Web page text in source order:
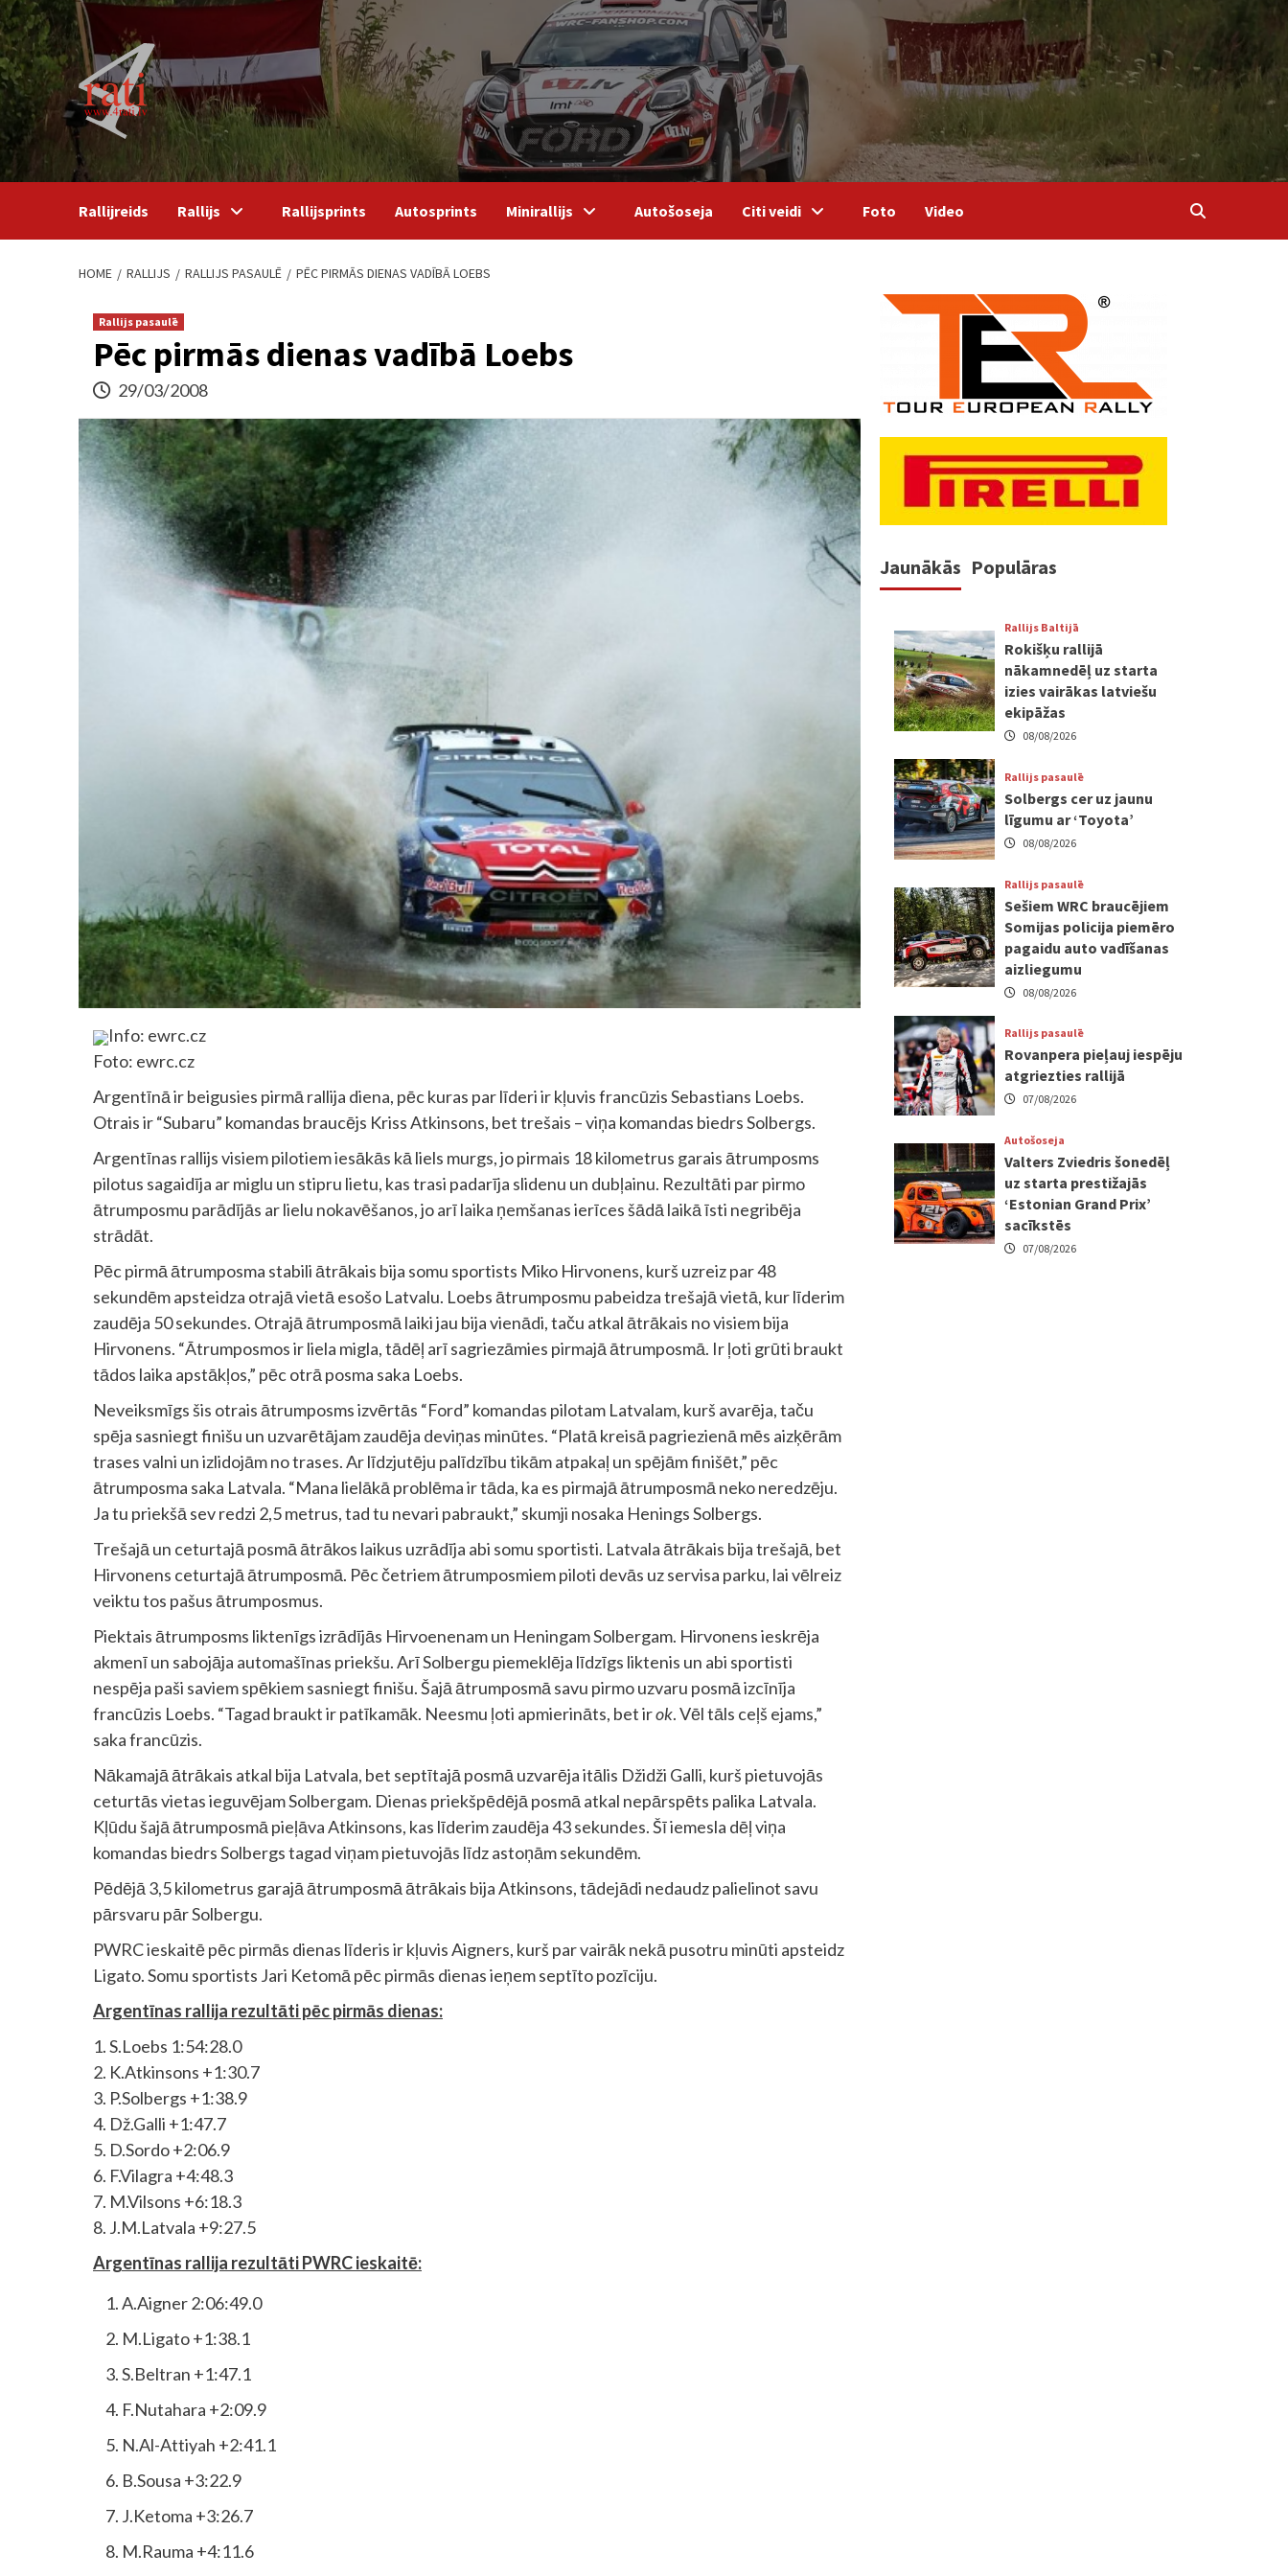
Skip
to
content
Rallijreids Rallijs Rallijsprints Autosprints Minirallijs Autošoseja Citi veidi Foto Video
HOME RALLIJS RALLIJS PASAULĒ PĒC PIRMĀS DIENAS VADĪBĀ LOEBS
Rallijs pasaulē
Pēc pirmās dienas vadībā Loebs
29/03/2008
Info: ewrc.cz
Foto: ewrc.cz
Argentīnā ir beigusies pirmā rallija diena, pēc kuras par līderi ir kļuvis francūzis Sebastians Loebs.
Otrais ir “Subaru” komandas braucējs Kriss Atkinsons, bet trešais – viņa komandas biedrs Solbergs.
Argentīnas rallijs visiem pilotiem iesākās kā liels murgs, jo pirmais 18 kilometrus garais ātrumposms
pilotus sagaidīja ar miglu un stipru lietu, kas trasi padarīja slidenu un dubļainu. Rezultāti par pirmo
ātrumposmu parādījās ar lielu nokavēšanos, jo arī laika ņemšanas ierīces šādā laikā īsti negribēja
strādāt.
Pēc pirmā ātrumposma stabili ātrākais bija somu sportists Miko Hirvonens, kurš uzreiz par 48
sekundēm apsteidza otrajā vietā esošo Latvalu. Loebs ātrumposmu pabeidza trešajā vietā, kur līderim
zaudēja 50 sekundes. Otrajā ātrumposmā laiki jau bija vienādi, taču atkal ātrākais no visiem bija
Hirvonens. “Ātrumposmos ir liela migla, tādēļ arī sagriezāmies pirmajā ātrumposmā. Ir ļoti grūti braukt
tādos laika apstākļos,” pēc otrā posma saka Loebs.
Neveiksmīgs šis otrais ātrumposms izvērtās “Ford” komandas pilotam Latvalam, kurš avarēja, taču
spēja sasniegt finišu un uzvarētājam zaudēja deviņas minūtes. “Platā kreisā pagriezienā mēs aizķērām
trases valni un izlidojām no trases. Ar līdzjutēju palīdzību tikām atpakaļ un spējām finišēt,” pēc
ātrumposma saka Latvala. “Mana lielākā problēma ir tāda, ka es pirmajā ātrumposmā neko neredzēju.
Ja tu priekšā sev redzi 2,5 metrus, tad tu nevari pabraukt,” skumji nosaka Henings Solbergs.
Trešajā un ceturtajā posmā ātrākos laikus uzrādīja abi somu sportisti. Latvala ātrākais bija trešajā, bet
Hirvonens ceturtajā ātrumposmā. Pēc četriem ātrumposmiem piloti devās uz servisa parku, lai vēlreiz
veiktu tos pašus ātrumposmus.
Piektais ātrumposms liktenīgs izrādījās Hirvoenenam un Heningam Solbergam. Hirvonens ieskrēja
akmenī un sabojāja automašīnas priekšu. Arī Solbergu piemeklēja līdzīgs liktenis un abi sportisti
nespēja paši saviem spēkiem sasniegt finišu. Šajā ātrumposmā savu pirmo uzvaru posmā izcīnīja
francūzis Loebs. “Tagad braukt ir patīkamāk. Neesmu ļoti apmierināts, bet irok. Vēl tāls ceļš ejams,”
saka francūzis.
Nākamajā ātrākais atkal bija Latvala, bet septītajā posmā uzvarēja itālis Džidži Galli, kurš pietuvojās
ceturtās vietas ieguvējam Solbergam. Dienas priekšpēdējā posmā atkal nepārspēts palika Latvala.
Kļūdu šajā ātrumposmā pieļāva Atkinsons, kas līderim zaudēja 43 sekundes. Šī iemesla dēļ viņa
komandas biedrs Solbergs tagad viņam pietuvojās līdz astoņām sekundēm.
Pēdējā 3,5 kilometrus garajā ātrumposmā ātrākais bija Atkinsons, tādejādi nedaudz palielinot savu
pārsvaru pār Solbergu.
PWRC ieskaitē pēc pirmās dienas līderis ir kļuvis Aigners, kurš par vairāk nekā pusotru minūti apsteidz
Ligato. Somu sportists Jari Ketomā pēc pirmās dienas ieņem septīto pozīciju.
Argentīnas rallija rezultāti pēc pirmās dienas:
1. S.Loebs 1:54:28.0
2. K.Atkinsons +1:30.7
3. P.Solbergs +1:38.9
4. Dž.Galli +1:47.7
5. D.Sordo +2:06.9
6. F.Vilagra +4:48.3
7. M.Vilsons +6:18.3
8. J.M.Latvala +9:27.5
Argentīnas rallija rezultāti PWRC ieskaitē:
A.Aigner 2:06:49.0
M.Ligato +1:38.1
S.Beltran +1:47.1
F.Nutahara +2:09.9
N.Al-Attiyah +2:41.1
B.Sousa +3:22.9
J.Ketoma +3:26.7
M.Rauma +4:11.6
Jaunākās Populāras
Rallijs Baltijā
Rokišķu rallijā
nākamnedēļ uz starta
izies vairākas latviešu
ekipāžas
08/08/2026
Rallijs pasaulē
Solbergs cer uz jaunu
līgumu ar ‘Toyota’
08/08/2026
Rallijs pasaulē
Sešiem WRC braucējiem
Somijas policija piemēro
pagaidu auto vadīšanas
aizliegumu
08/08/2026
Rallijs pasaulē
Rovanpera pieļauj iespēju
atgriezties rallijā
07/08/2026
Autošoseja
Valters Zviedris šonedēļ
uz starta prestižajās
‘Estonian Grand Prix’
sacīkstēs
07/08/2026